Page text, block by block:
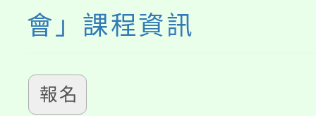
會」課程資訊
報名